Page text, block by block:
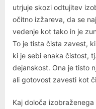
utrjuje skozi odtujitev
očitno izžareva, da se
vedenje kot tako in je
To je tista čista zavest,
ki je sebi enaka čistost,
dejanskost. Ona je tisto
ali gotovost zavesti kot
Kaj določa